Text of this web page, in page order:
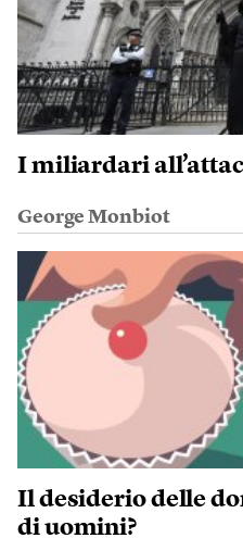
I miliardari
George Monbiot
Il desiderio delle
di uomini?